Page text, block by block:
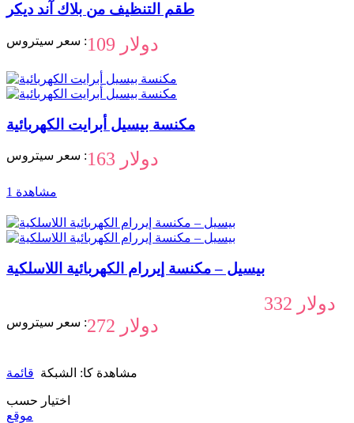
طقم التنظيف من بلاك آند ديكر
سعر سيتروس : 109 دولار
مكنسة بيسيل أبرايت الكهربائية
سعر سيتروس : 163 دولار
1 مشاهدة
بيسيل – مكنسة إيررام الكهربائية اللاسلكية
332 دولار
سعر سيتروس : 272 دولار
مشاهدة كا: الشبكة قائمة
اختيار حسب
موقع